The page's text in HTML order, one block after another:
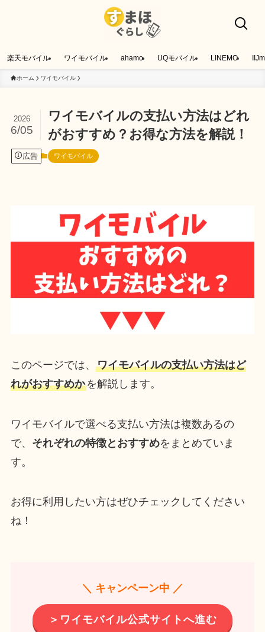
楽天モバイル ワイモバイル ahamo UQモバイル LINEMO
ホーム ワイモバイル
ワイモバイルの支払い方法はどれ
がおすすめ？お得な方法を解説！
2026
6/05
広告 ワイモバイル
このページでは、 ワイモバイルの支払い方法はど
れがおすすめかを解説します。
ワイモバイルで選べる支払い方法は複数あるの
で、 それぞれの特徴とおすすめをまとめていま
す。
お得に利用したい方はぜひチェックしてください
ね！
＼ キャンペーン中 ／
＞ワイモバイル公式サイトへ進む